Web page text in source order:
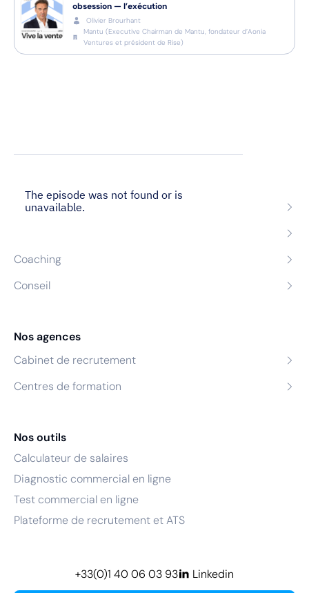
obsession — l’exécution
Olivier Brourhant
Mantu (Executive Chairman de Mantu, fondateur d’Aonia
Ventures et président de Rise)
Recrutement
Coaching
Conseil
Nos agences
Cabinet de recrutement
Centres de formation
Nos outils
Calculateur de salaires
Diagnostic commercial en ligne
Test commercial en ligne
Plateforme de recrutement et ATS
+33(0)1 40 06 03 93 Linkedin